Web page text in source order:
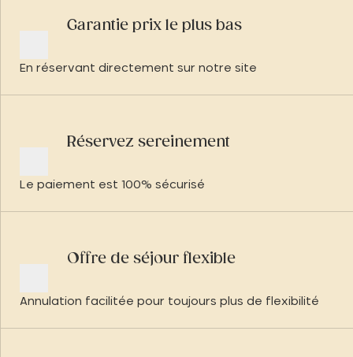
Garantie prix le plus bas
En réservant directement sur notre site
Réservez sereinement
Le paiement est 100% sécurisé
Offre de séjour flexible
Annulation facilitée pour toujours plus de flexibilité